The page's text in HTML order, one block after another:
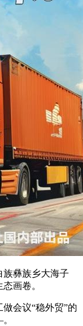
彝族乡大海子
画卷。
会议“稳外贸”的